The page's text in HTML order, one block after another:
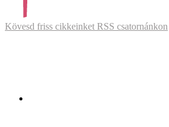
Kövesd friss cikkeinket RSS csatornánkon